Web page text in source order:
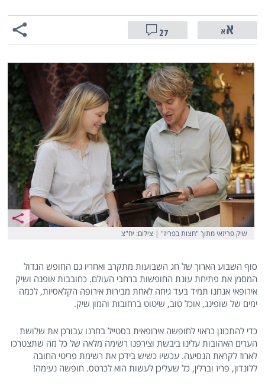
27
שיק פריזאי מתוך "חצות בפריז" | צילום: יח"צ
סוף השבוע הארוך של חג השבועות מתקרב ואחריו גם החופש הגדול
המסמן את פתיחת עונת החופשות ברחבי העולם. כחובבות אופנה ושיק
אירופאי אנחנו תמיד בעד גיחה לאחת מבירות אירופה הקלאסיות, לכמה
ימים של שופינג, אוכל טוב, שיטוט ברחובות והמון שיק.
כדי להתכונן כראוי לחופשה אירופאית בסטייל בחרנו עבורכן את שלושת
הערים האהובות עלינו ביבשת וצירפנו רשימה מלאה של כל מה שתצטרכו
לארוז לקראת הנסיעה. עכשיו כשיש בידכן את רשימת פריטי החובה
ללונדון, פריז וברלין, כל שעליכן לעשות הוא לכרטס. חופשה נעימה!